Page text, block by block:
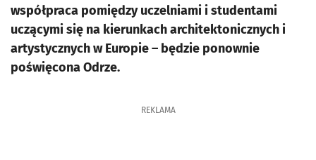
współpraca pomiędzy uczelniami i studentami
uczącymi się na kierunkach architektonicznych i
artystycznych w Europie – będzie ponownie
poświęcona Odrze.
REKLAMA